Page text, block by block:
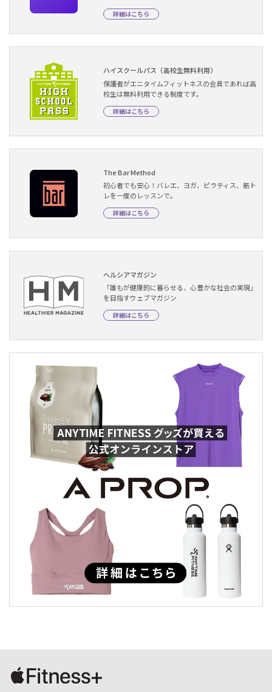
詳細はこちら
ハイスクールパス（高校生無料利用）
保護者がエニタイムフィットネスの会員であれば高
校生は無料利用できる制度です。
詳細はこちら
The Bar Method
初心者でも安心！バレエ、ヨガ、ピラティス、筋ト
レを一度のレッスンで。
詳細はこちら
ヘルシアマガジン
「誰もが健康的に暮らせる、心豊かな社会の実現」
を目指すウェブマガジン
詳細はこちら